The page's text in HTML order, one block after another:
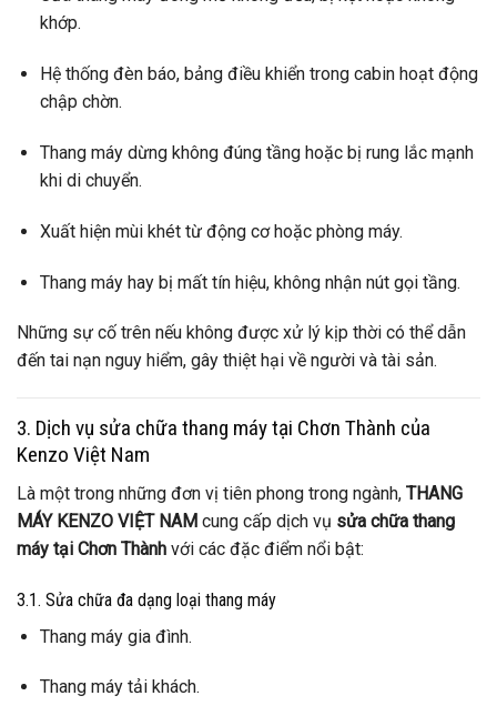
khớp.
Hệ thống đèn báo, bảng điều khiển trong cabin hoạt động
chập chờn.
Thang máy dừng không đúng tầng hoặc bị rung lắc mạnh
khi di chuyển.
Xuất hiện mùi khét từ động cơ hoặc phòng máy.
Thang máy hay bị mất tín hiệu, không nhận nút gọi tầng.
Những sự cố trên nếu không được xử lý kịp thời có thể dẫn
đến tai nạn nguy hiểm, gây thiệt hại về người và tài sản.
3. Dịch vụ sửa chữa thang máy tại Chơn Thành của
Kenzo Việt Nam
Là một trong những đơn vị tiên phong trong ngành, THANG
MÁY KENZO VIỆT NAM cung cấp dịch vụ sửa chữa thang
máy tại Chơn Thành với các đặc điểm nổi bật:
3.1. Sửa chữa đa dạng loại thang máy
Thang máy gia đình.
Thang máy tải khách.